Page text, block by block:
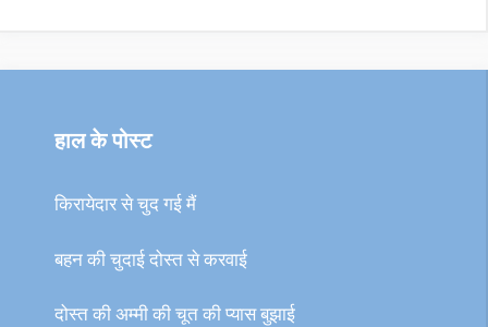
हाल के पोस्ट
किरायेदार से चुद गई मैं
बहन की चुदाई दोस्त से करवाई
दोस्त की अम्मी की चूत की प्यास बुझाई